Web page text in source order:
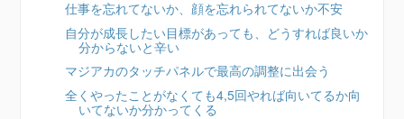
仕事を忘れてないか、顔を忘れられてないか不安
自分が成長したい目標があっても、どうすれば良いか
分からないと辛い
マジアカのタッチパネルで最高の調整に出会う
全くやったことがなくても4,5回やれば向いてるか向
いてないか分かってくる